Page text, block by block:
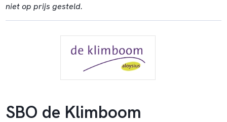
niet op prijs gesteld.
SBO de Klimboom